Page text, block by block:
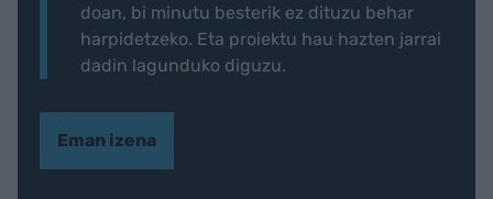
doan, bi minutu besterik ez dituzu behar
harpidetzeko. Eta proiektu hau hazten jarrai
dadin lagunduko diguzu.
Eman izena